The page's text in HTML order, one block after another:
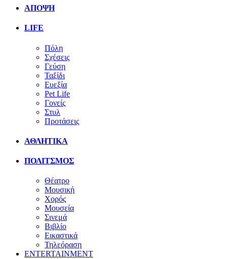
ΑΠΟΨΗ
LIFE
Πόλη
Σχέσεις
Γεύση
Ταξίδι
Ευεξία
Pet Life
Γονείς
Στυλ
Προτάσεις
ΑΘΛΗΤΙΚΑ
ΠΟΛΙΤΣΜΟΣ
Θέατρο
Μουσική
Χορός
Μουσεία
Σινεμά
Βιβλίο
Εικαστικά
Τηλεόραση
ENTERTAINMENT